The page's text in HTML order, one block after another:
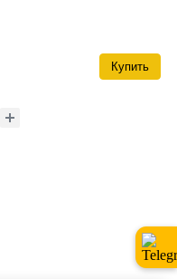
Купить